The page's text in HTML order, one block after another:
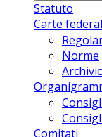
Statuto
Carte
Norme
Comitati